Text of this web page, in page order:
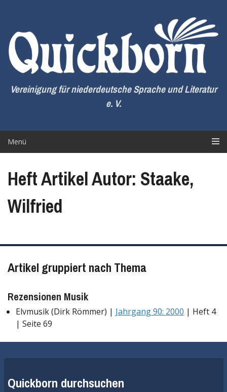
springen
Vereinigung für niederdeutsche Sprache und Literatur
e. V.
Menü
Heft Artikel Autor: Staake,
Wilfried
Artikel gruppiert nach Thema
Rezensionen Musik
Elvmusik (Dirk Römmer) | Jahrgang 90: 2000 | Heft 4
| Seite 69
Quickborn durchsuchen